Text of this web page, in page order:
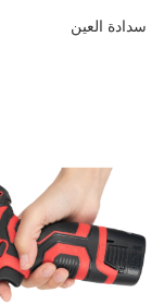
سدادة العين